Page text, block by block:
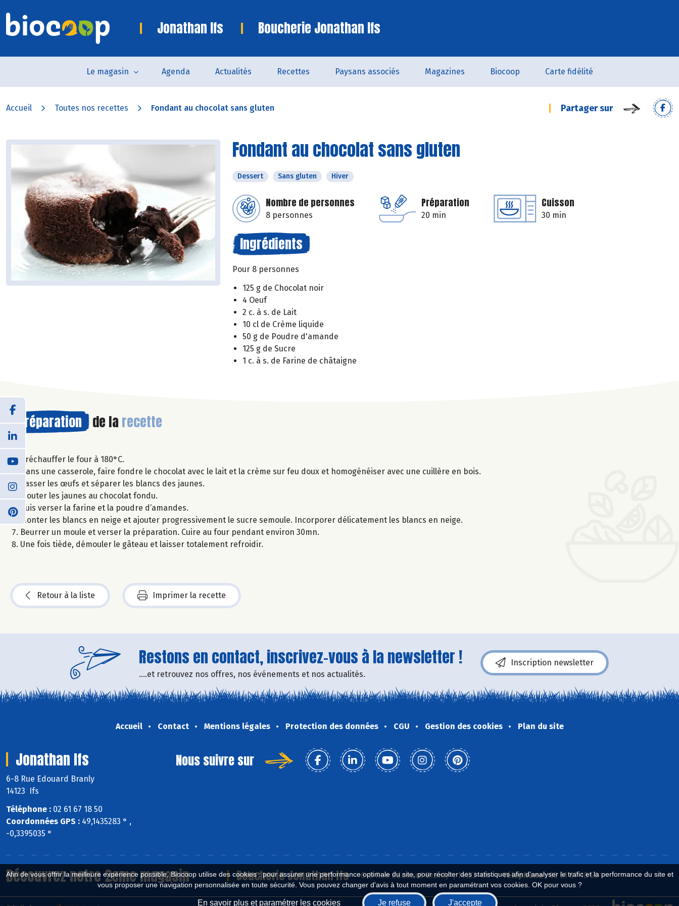
Afin de vous offrir la meilleure expérience possible, Biocoop utilise des cookies : pour assurer une performance optimale du site, pour récolter des statistiques afin d'analyser le trafic et la performance du site et
vous proposer une navigation personnalisée en toute sécurité. Vous pouvez changer d'avis à tout moment en paramétrant vos cookies. OK pour vous ?
En savoir plus et paramétrer les cookies Je refuse J'accepte
Jonathan Ifs Boucherie Jonathan Ifs
Le magasin Agenda Actualités Recettes Paysans associés Magazines Biocoop Carte fidélité
Accueil Toutes nos recettes Fondant au chocolat sans gluten Partager sur
Fondant au chocolat sans gluten
Dessert Sans gluten Hiver
Nombre de personnes
8 personnes
Préparation
20 min
Cuisson
30 min
Ingrédients
Pour 8 personnes
125 g de Chocolat noir
4 Oeuf
2 c. à s. de Lait
10 cl de Crème liquide
50 g de Poudre d'amande
125 g de Sucre
1 c. à s. de Farine de châtaigne
Préparation de la recette
Préchauffer le four à 180°C.
Dans une casserole, faire fondre le chocolat avec le lait et la crème sur feu doux et homogénéiser avec une cuillère en bois.
Casser les œufs et séparer les blancs des jaunes.
Ajouter les jaunes au chocolat fondu.
Puis verser la farine et la poudre d’amandes.
Monter les blancs en neige et ajouter progressivement le sucre semoule. Incorporer délicatement les blancs en neige.
Beurrer un moule et verser la préparation. Cuire au four pendant environ 30mn.
Une fois tiède, démouler le gâteau et laisser totalement refroidir.
Retour à la liste Imprimer la recette
Restons en contact, inscrivez-vous à la newsletter !
....et retrouvez nos offres, nos événements et nos actualités.
Inscription newsletter
Accueil Contact Mentions légales Protection des données CGU Gestion des cookies Plan du site
Jonathan Ifs
6-8 Rue Edouard Branly
14123 Ifs
Téléphone : 02 61 67 18 50
Coordonnées GPS : 49,1435283 ° ,
-0,3395035 °
Nous suivre sur
Découvrez notre 2eme magasin Boucherie Jonathan Ifs 6-8 Rue Edouard Branly , 14123 Ifs Téléphone :02 61 67 18 56